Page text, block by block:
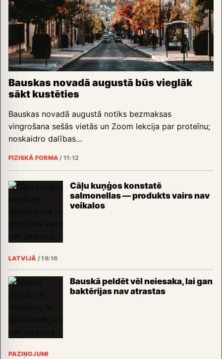
Bauskas novadā augustā būs vieglāk
sākt kustēties
Bauskas novadā augustā notiks bezmaksas
vingrošana sešās vietās un Zoom lekcija par proteīnu;
noskaidro dalības…
FIZISKĀ FORMA / 11:12
Cāļu kuņģos konstatē
salmonellas — produkts vairs nav
veikalos
LATVIJĀ /19:16
Bauskā peldēt vēl neiesaka, lai gan
baktērijas nav atrastas
PAZIŅOJUMI